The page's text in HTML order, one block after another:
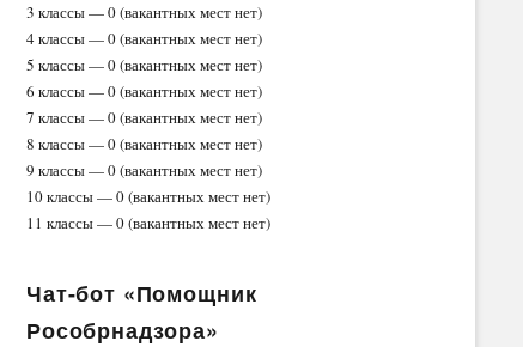
3 классы — 0 (вакантных мест нет)
4 классы — 0 (вакантных мест нет)
5 классы — 0 (вакантных мест нет)
6 классы — 0 (вакантных мест нет)
7 классы — 0 (вакантных мест нет)
8 классы — 0 (вакантных мест нет)
9 классы — 0 (вакантных мест нет)
10 классы — 0 (вакантных мест нет)
11 классы — 0 (вакантных мест нет)
Чат-бот «Помощник
Рособрнадзора»